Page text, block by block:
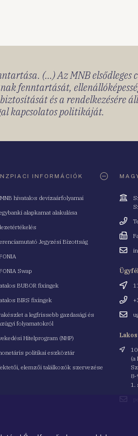
(...) Az MNB elsődleges
fenntartását,
és a rendelkezésére
kapcsolatos politikáját.
INFORMÁCIÓK
hivatalos devizaárfolyamai
alapkamat alakulása
Jegyzési Bizottság
Swap
BUBOR fixingek
BIRS fixingek
a legfrissebb gazdasági és
folyamatokról
Hitelprogram (NHP)
politikai eszköztár
elemzői találkozók szervezése
Cím
Fax
Email
Cím
Email
Cím
(a
8-
1.